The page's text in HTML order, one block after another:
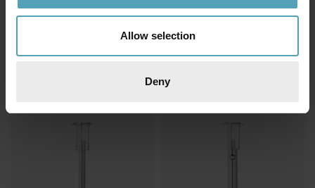
Allow selection
Deny
BRILLIANT
Rek. 489 kr
BRILLIANT
Chorus 45cm pollare
Rek. 419 kr